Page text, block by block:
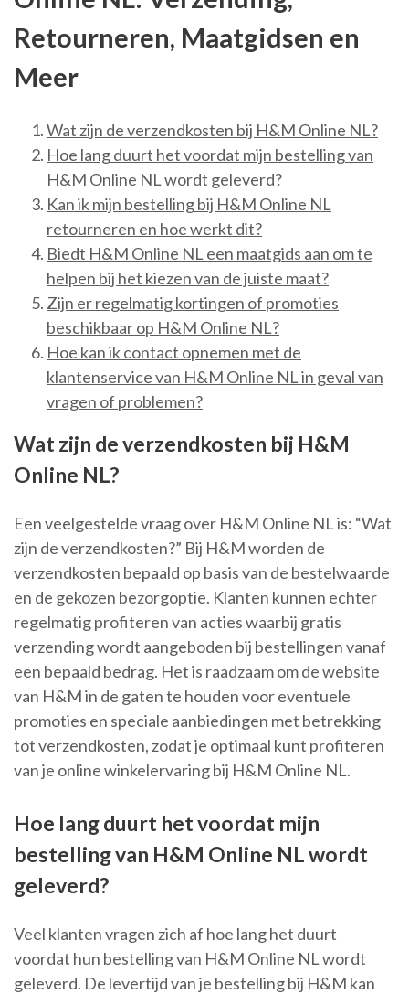
Retourneren, Maatgidsen en
Meer
Wat zijn de verzendkosten bij H&M Online NL?
Hoe lang duurt het voordat mijn bestelling van
H&M Online NL wordt geleverd?
Kan ik mijn bestelling bij H&M Online NL
retourneren en hoe werkt dit?
Biedt H&M Online NL een maatgids aan om te
helpen bij het kiezen van de juiste maat?
Zijn er regelmatig kortingen of promoties
beschikbaar op H&M Online NL?
Hoe kan ik contact opnemen met de
klantenservice van H&M Online NL in geval van
vragen of problemen?
Wat zijn de verzendkosten bij H&M
Online NL?
Een veelgestelde vraag over H&M Online NL is: “Wat
zijn de verzendkosten?” Bij H&M worden de
verzendkosten bepaald op basis van de bestelwaarde
en de gekozen bezorgoptie. Klanten kunnen echter
regelmatig profiteren van acties waarbij gratis
verzending wordt aangeboden bij bestellingen vanaf
een bepaald bedrag. Het is raadzaam om de website
van H&M in de gaten te houden voor eventuele
promoties en speciale aanbiedingen met betrekking
tot verzendkosten, zodat je optimaal kunt profiteren
van je online winkelervaring bij H&M Online NL.
Hoe lang duurt het voordat mijn
bestelling van H&M Online NL wordt
geleverd?
Veel klanten vragen zich af hoe lang het duurt
voordat hun bestelling van H&M Online NL wordt
geleverd. De levertijd van je bestelling bij H&M kan